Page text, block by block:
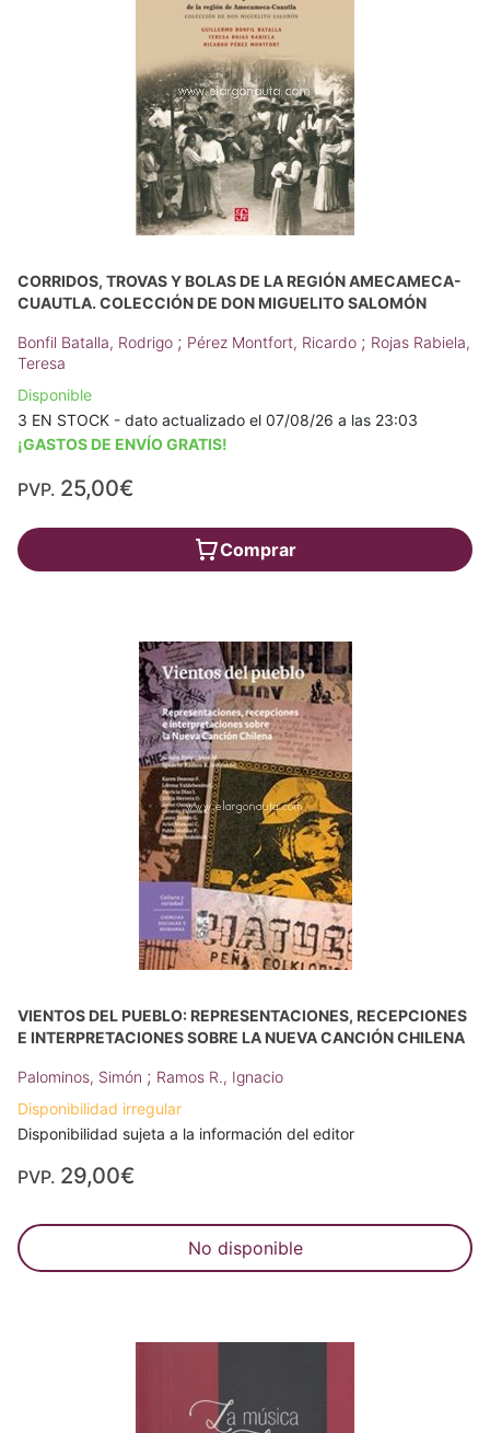
CORRIDOS, TROVAS Y BOLAS DE LA REGIÓN AMECAMECA-
CUAUTLA. COLECCIÓN DE DON MIGUELITO SALOMÓN
Bonfil Batalla, Rodrigo ; Pérez Montfort, Ricardo ; Rojas Rabiela,
Teresa
Disponible
3 EN STOCK - dato actualizado el 07/08/26 a las 23:03
¡GASTOS DE ENVÍO GRATIS!
PVP. 25,00€
Comprar
VIENTOS DEL PUEBLO: REPRESENTACIONES, RECEPCIONES
E INTERPRETACIONES SOBRE LA NUEVA CANCIÓN CHILENA
Palominos, Simón ; Ramos R., Ignacio
Disponibilidad irregular
Disponibilidad sujeta a la información del editor
PVP. 29,00€
No disponible